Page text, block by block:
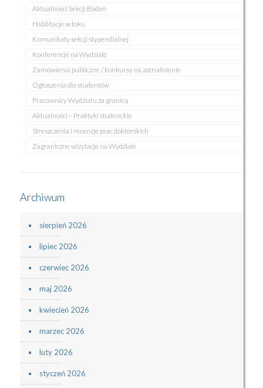
Aktualności Sekcji Badań
Habilitacje w toku
Komunikaty sekcji stypendialnej
Konferencje na Wydziale
Zamówienia publiczne / konkursy na zatrudnienie
Ogłoszenia dla studentów
Pracownicy Wydziału za granicą
Aktualności – Praktyki studenckie
Streszczenia i recenzje prac doktorskich
Zagraniczne wizytacje na Wydziale
Archiwum
sierpień 2026
lipiec 2026
czerwiec 2026
maj 2026
kwiecień 2026
marzec 2026
luty 2026
styczeń 2026